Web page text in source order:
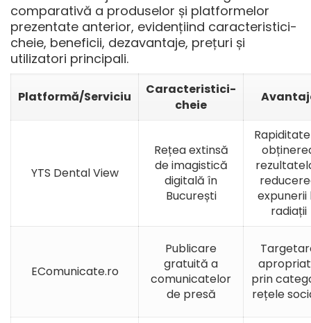
comparativă a produselor și platformelor
prezentate anterior, evidențiind caracteristici-
cheie, beneficii, dezavantaje, prețuri și
utilizatori principali.
Platformă/Serviciu
Caracteristici-
cheie
YTS Dental View
Rețea extinsă
de imagistică
digitală în
București
expunerii
radiații
EComunicate.ro
Publicare
gratuită a
comunicatelor
de presă
prin
rețele